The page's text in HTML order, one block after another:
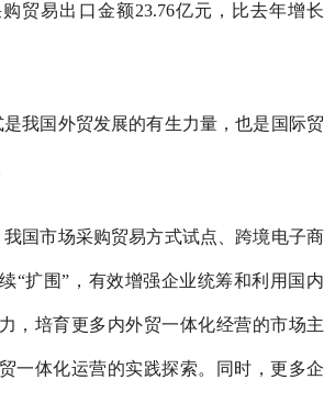
贸易出口金额23.76亿元，比去年增长
我国外贸发展的有生力量，也是国际贸
国市场采购贸易方式试点、跨境电子商
“扩围”，有效增强企业统筹和利用国内
，培育更多内外贸一体化经营的市场主
一体化运营的实践探索。同时，更多企